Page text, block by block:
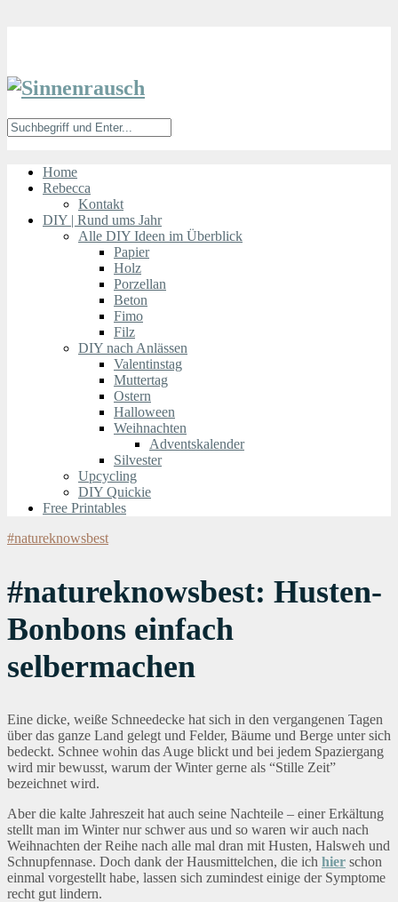
Home
Rebecca
Kontakt
DIY | Rund ums Jahr
Alle DIY Ideen im Überblick
Papier
Holz
Porzellan
Beton
Fimo
Filz
DIY nach Anlässen
Valentinstag
Muttertag
Ostern
Halloween
Weihnachten
Adventskalender
Silvester
Upcycling
DIY Quickie
Free Printables
#natureknowsbest
#natureknowsbest: Husten-
Bonbons einfach
selbermachen
Eine dicke, weiße Schneedecke hat sich in den vergangenen Tagen
über das ganze Land gelegt und Felder, Bäume und Berge unter sich
bedeckt. Schnee wohin das Auge blickt und bei jedem Spaziergang
wird mir bewusst, warum der Winter gerne als “Stille Zeit”
bezeichnet wird.
Aber die kalte Jahreszeit hat auch seine Nachteile – einer Erkältung
stellt man im Winter nur schwer aus und so waren wir auch nach
Weihnachten der Reihe nach alle mal dran mit Husten, Halsweh und
Schnupfennase. Doch dank der Hausmittelchen, die ich hier schon
einmal vorgestellt habe, lassen sich zumindest einige der Symptome
recht gut lindern.